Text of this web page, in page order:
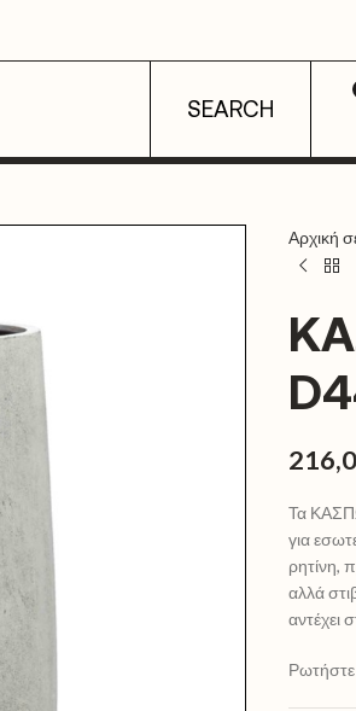
SEARCH
Αρχική
Τα
για
ρητίνη,
αλλά
αντέχει
Ρωτήστε